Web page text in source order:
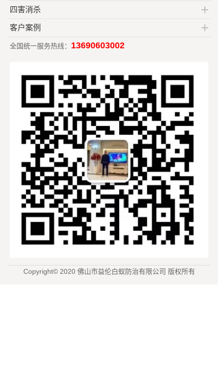
四害消杀
客户案例
全国统一服务热线： 13690603002
Copyright© 2020 佛山市益伦白蚁防治有限公司 版权所有